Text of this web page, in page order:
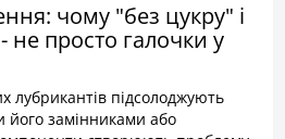
чому "без цукру" і
не просто галочки у
лубрикантів підсолоджують
замінниками або